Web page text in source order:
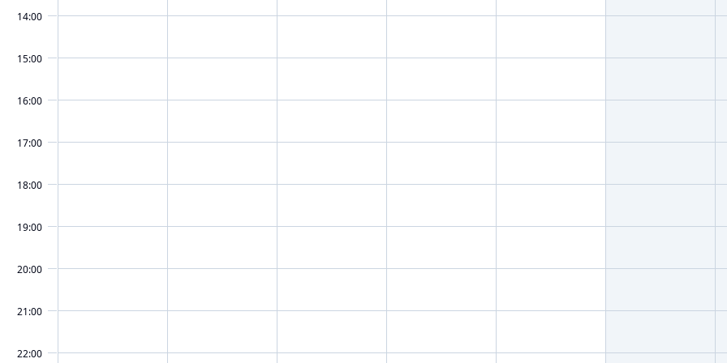
14:00
15:00
16:00
17:00
18:00
19:00
20:00
21:00
22:00